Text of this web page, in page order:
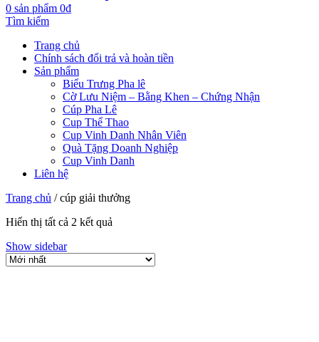
0 sản phẩm 0₫
Tìm kiếm
Trang chủ
Chính sách đổi trả và hoàn tiền
Sản phẩm
Biểu Trưng Pha lê
Cờ Lưu Niệm – Bằng Khen – Chứng Nhận
Cúp Pha Lê
Cup Thể Thao
Cup Vinh Danh Nhân Viên
Quà Tặng Doanh Nghiệp
Cup Vinh Danh
Liên hệ
Trang chủ /cúp giải thưởng
Hiển thị tất cả 2 kết quả
Show sidebar